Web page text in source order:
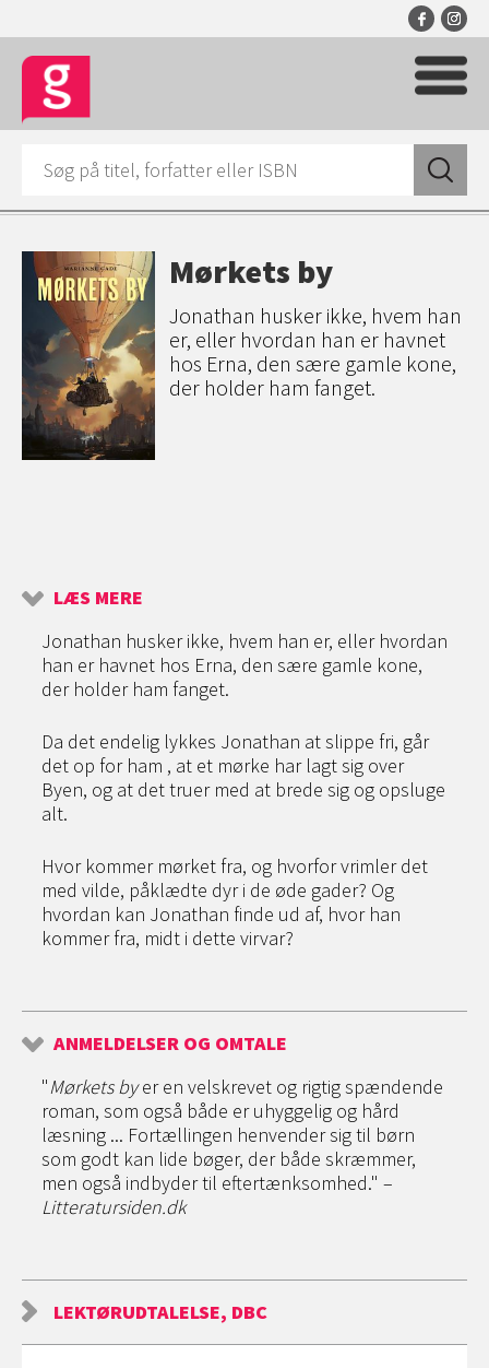
Mørkets by
Jonathan husker ikke, hvem han
er, eller hvordan han er havnet
hos Erna, den sære gamle kone,
der holder ham fanget.
LÆS MERE
Jonathan husker ikke, hvem han er, eller hvordan
han er havnet hos Erna, den sære gamle kone,
der holder ham fanget.
Da det endelig lykkes Jonathan at slippe fri, går
det op for ham , at et mørke har lagt sig over
Byen, og at det truer med at brede sig og opsluge
alt.
Hvor kommer mørket fra, og hvorfor vrimler det
med vilde, påklædte dyr i de øde gader? Og
hvordan kan Jonathan finde ud af, hvor han
kommer fra, midt i dette virvar?
ANMELDELSER OG OMTALE
"Mørkets byer en velskrevet og rigtig spændende
roman, som også både er uhyggelig og hård
læsning ... Fortællingen henvender sig til børn
som godt kan lide bøger, der både skræmmer,
men også indbyder til eftertænksomhed." –
Litteratursiden.dk
LEKTØRUDTALELSE, DBC